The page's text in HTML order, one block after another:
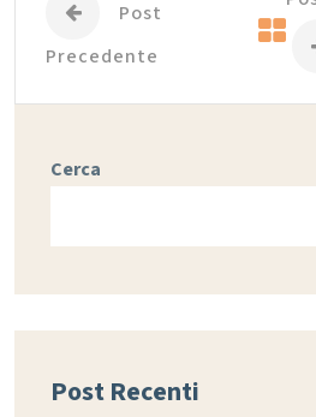
Post
Precedente
Cerca
Post Recenti